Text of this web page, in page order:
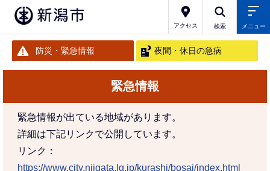
アクセス 検索 メニュー
防災・緊急情報 夜間・休日の急病
緊急情報
緊急情報が出ている地域があります。
詳細は下記リンクで公開しています。
リンク：
https://www.city.niigata.lg.jp/kurashi/bosai/index.html